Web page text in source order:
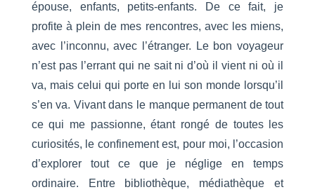
épouse, enfants, petits-enfants. De ce fait, je
profite à plein de mes rencontres, avec les miens,
avec l’inconnu, avec l’étranger. Le bon voyageur
n’est pas l’errant qui ne sait ni d’où il vient ni où il
va, mais celui qui porte en lui son monde lorsqu’il
s’en va. Vivant dans le manque permanent de tout
ce qui me passionne, étant rongé de toutes les
curiosités, le confinement est, pour moi, l’occasion
d’explorer tout ce que je néglige en temps
ordinaire. Entre bibliothèque, médiathèque et